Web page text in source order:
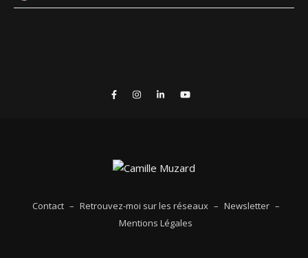
Contact – Retrouvez-moi sur les réseaux – Newsletter –
Mentions Légales